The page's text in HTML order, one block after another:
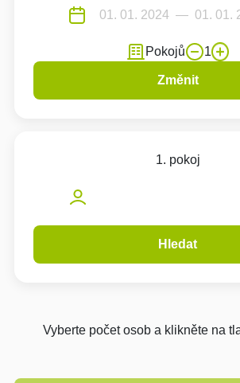
Pokojů 1
Změnit
1. pokoj
Hledat
Vyberte počet osob a klikněte na